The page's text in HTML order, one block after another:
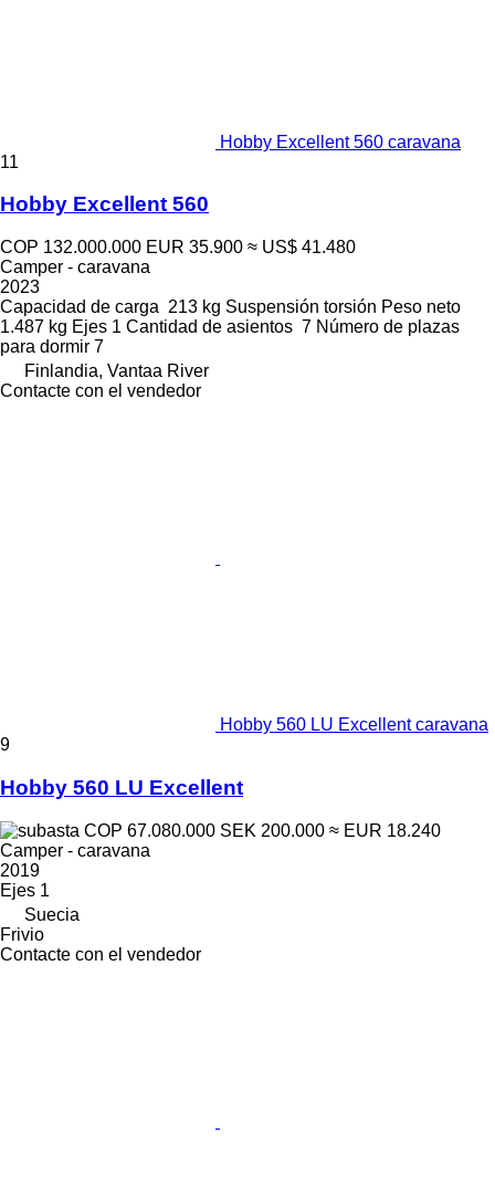
Hobby Excellent 560 caravana
11
Hobby Excellent 560
COP 132.000.000 EUR 35.900 ≈ US$ 41.480
Camper - caravana
2023
Capacidad de carga 213 kg Suspensión torsión Peso neto
1.487 kg Ejes 1 Cantidad de asientos 7 Número de plazas
para dormir 7
Finlandia, Vantaa River
Contacte con el vendedor
Hobby 560 LU Excellent caravana
9
Hobby 560 LU Excellent
COP 67.080.000 SEK 200.000 ≈ EUR 18.240
Camper - caravana
2019
Ejes 1
Suecia
Frivio
Contacte con el vendedor